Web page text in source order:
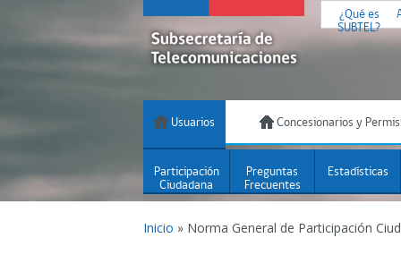
¿Qué es
SUBTEL?
Usuarios Concesionarios y
Participación
Ciudadana
Preguntas
Frecuentes
Estadísticas
Inicio » Norma General de Participación